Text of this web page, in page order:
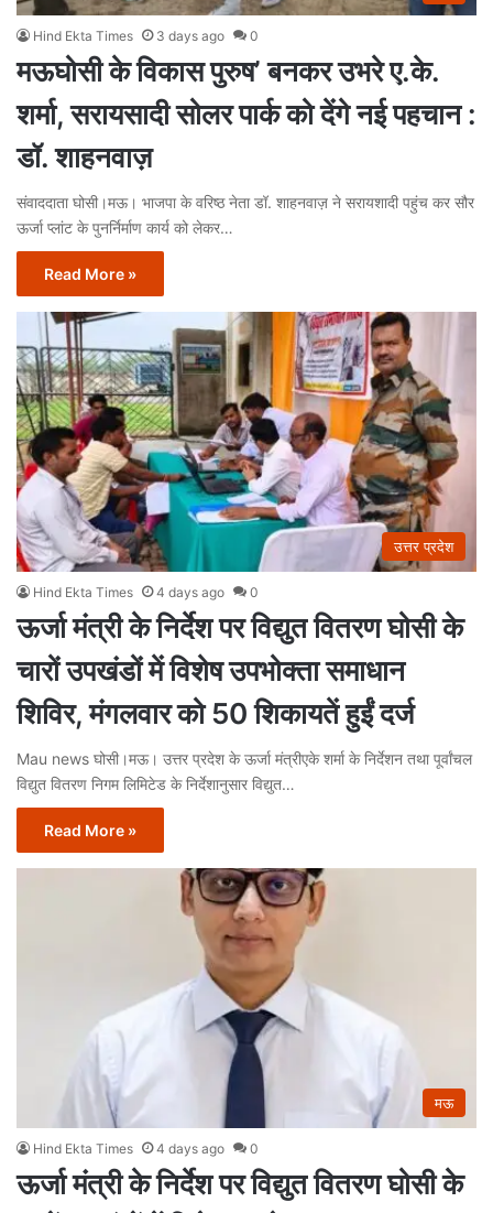
Hind Ekta Times 3 days ago 0
मऊघोसी के विकास पुरुष’ बनकर उभरे ए.के.
शर्मा, सरायसादी सोलर पार्क को देंगे नई पहचान :
डॉ. शाहनवाज़
संवाददाता घोसी।मऊ। भाजपा के वरिष्ठ नेता डॉ. शाहनवाज़ ने सरायशादी पहुंच कर सौर
ऊर्जा प्लांट के पुनर्निर्माण कार्य को लेकर…
Read More »
उत्तर प्रदेश
Hind Ekta Times 4 days ago 0
ऊर्जा मंत्री के निर्देश पर विद्युत वितरण घोसी के
चारों उपखंडों में विशेष उपभोक्ता समाधान
शिविर, मंगलवार को 50 शिकायतें हुईं दर्ज
Mau news घोसी।मऊ। उत्तर प्रदेश के ऊर्जा मंत्रीएके शर्मा के निर्देशन तथा पूर्वांचल
विद्युत वितरण निगम लिमिटेड के निर्देशानुसार विद्युत…
Read More »
मऊ
Hind Ekta Times 4 days ago 0
ऊर्जा मंत्री के निर्देश पर विद्युत वितरण घोसी के